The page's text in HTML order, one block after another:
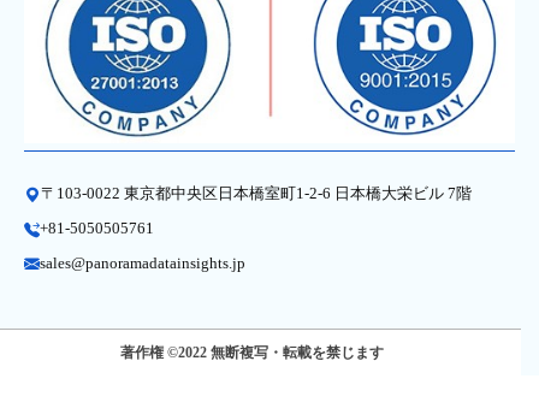
〒103-0022 東京都中央区日本橋室町1-2-6 日本橋大栄ビル 7階
+81-5050505761
sales@panoramadatainsights.jp
著作権 ©2022 無断複写・転載を禁じます